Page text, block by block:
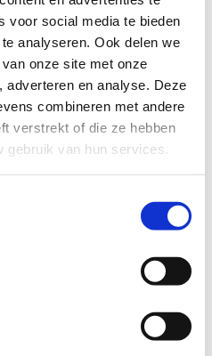
voor social media te bieden
analyseren. Ook delen we
onze site met onze
adverteren en analyse. Deze
combineren met andere
verstrekt of die ze hebben
gebruik van hun services.